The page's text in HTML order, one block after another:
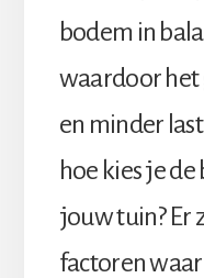
bodem in
waardoor het
en minder
hoe kies je
jouw tuin? Er
factoren